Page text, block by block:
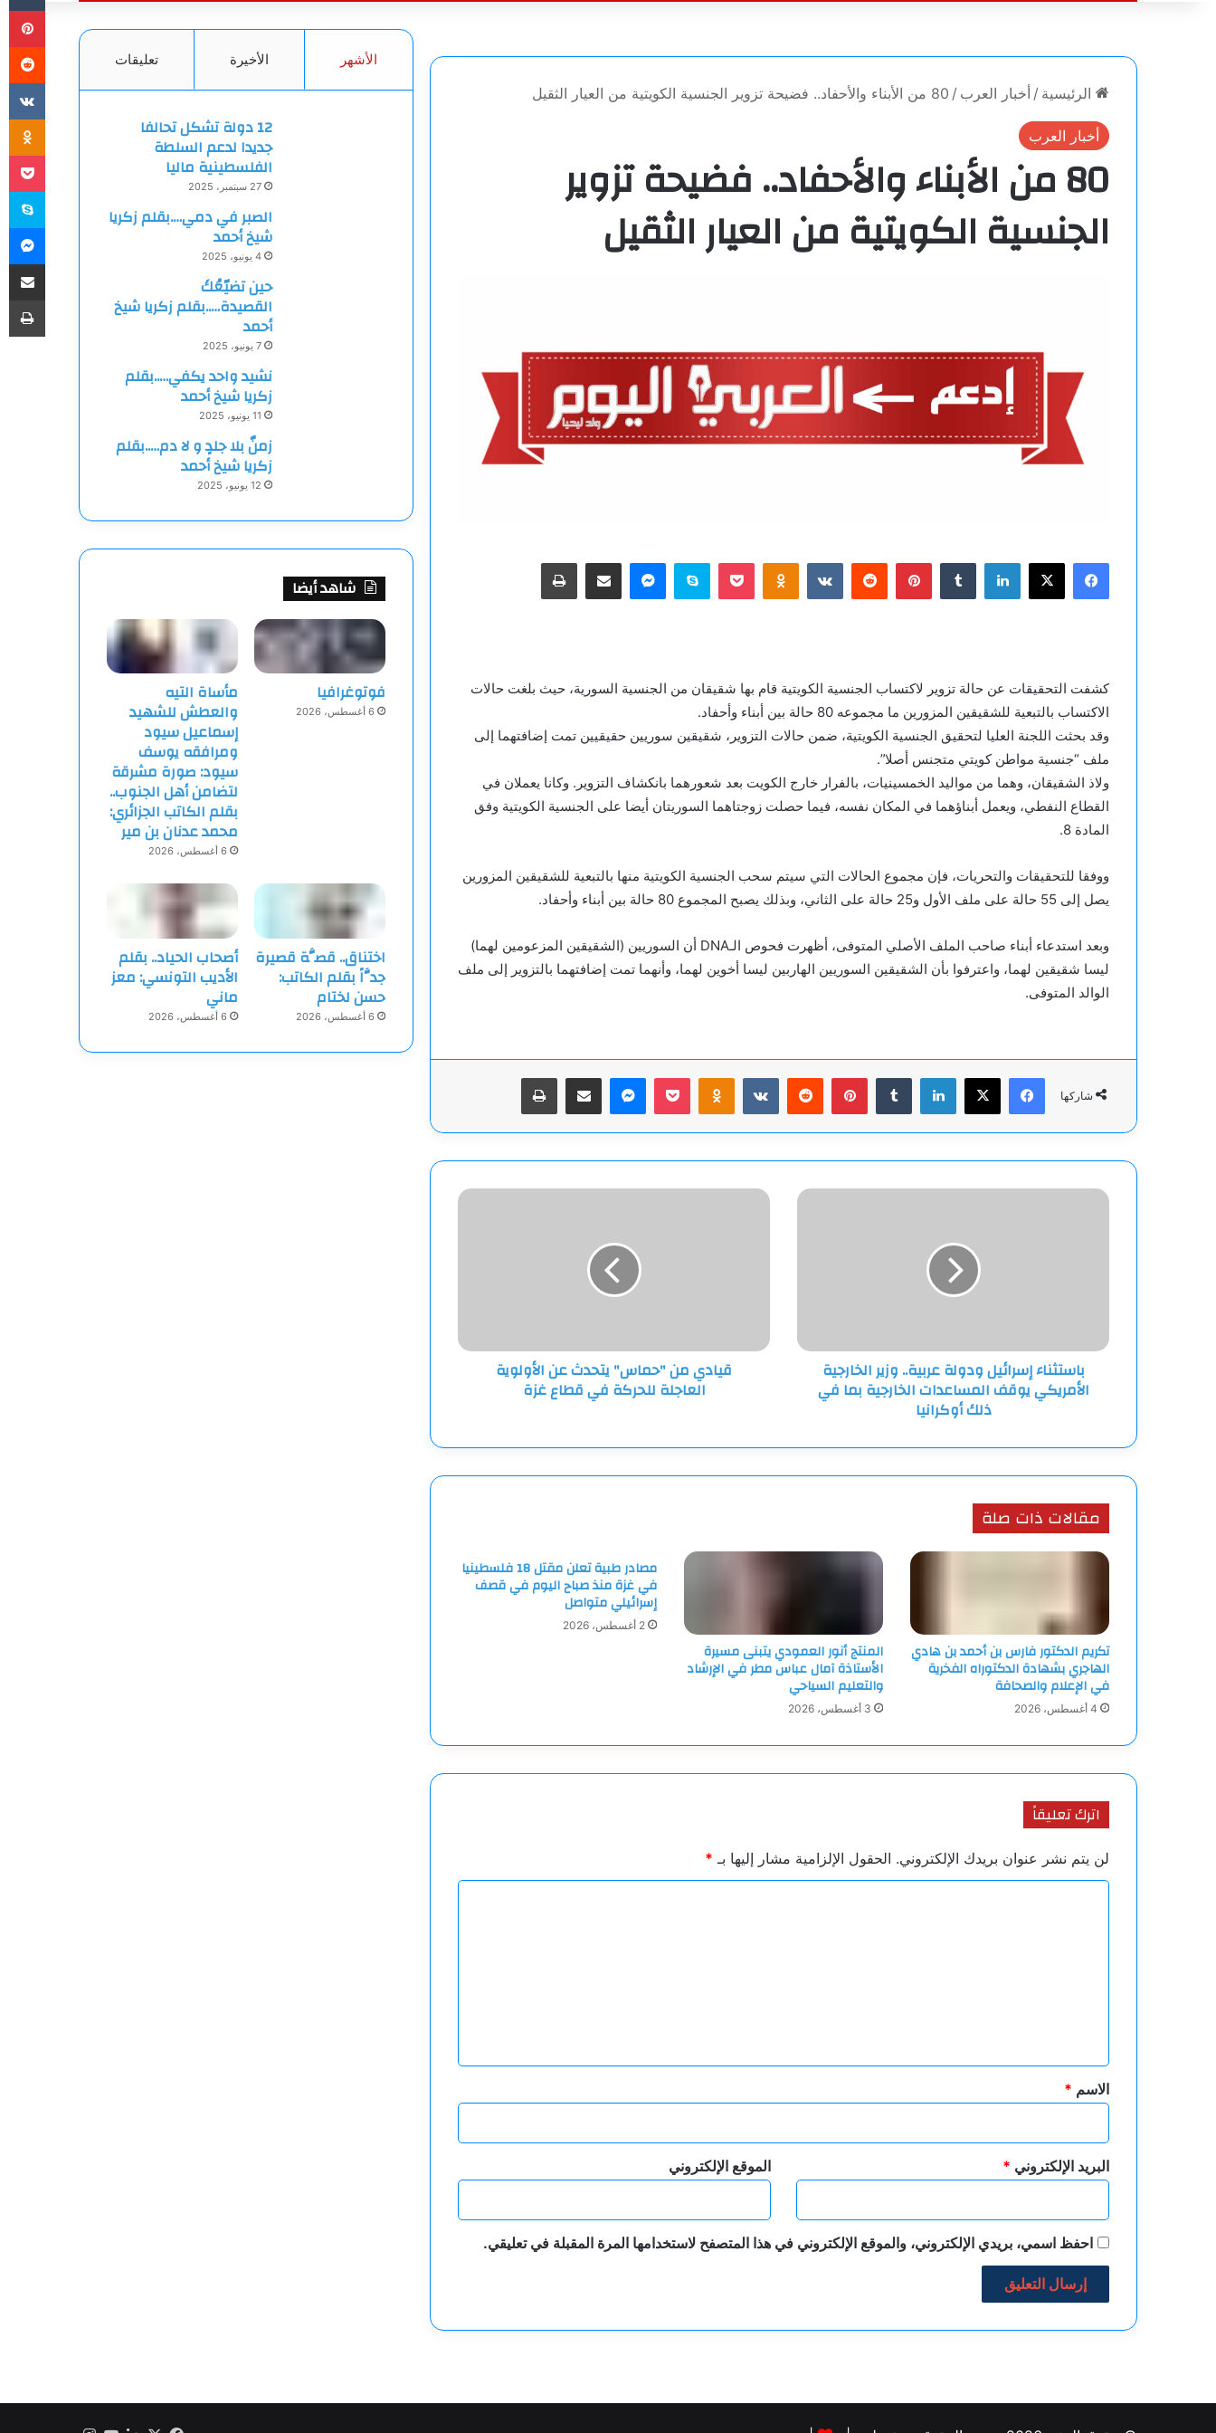
عن
الرئيسية / أخبار العرب / 80 من الأبناء والأحفاد.. فضيحة تزوير الجنسية الكويتية من العيار الثقيل
أخبار العرب
80 من الأبناء والأحفاد.. فضيحة تزوير
الجنسية الكويتية من العيار الثقيل
فيسبوك
‫X لينكدإن بينتيريست Odnoklassniki
‫Pocketسكايبماسنجرمشاركة عبر البريد طباعة
كشفت التحقيقات عن حالة تزوير لاكتساب الجنسية الكويتية قام بها شقيقان من الجنسية السورية، حيث بلغت حالات
الاكتساب بالتبعية للشقيقين المزورين ما مجموعه 80 حالة بين أبناء وأحفاد.
وقد بحثت اللجنة العليا لتحقيق الجنسية الكويتية، ضمن حالات التزوير، شقيقين سوريين حقيقيين تمت إضافتهما إلى
ملف “جنسية مواطن كويتي متجنس أصلا”.
ولاذ الشقيقان، وهما من مواليد الخمسينيات، بالفرار خارج الكويت بعد شعورهما بانكشاف التزوير. وكانا يعملان في
القطاع النفطي، ويعمل أبناؤهما في المكان نفسه، فيما حصلت زوجتاهما السوريتان أيضا على الجنسية الكويتية وفق
المادة 8.
ووفقا للتحقيقات والتحريات، فإن مجموع الحالات التي سيتم سحب الجنسية الكويتية منها بالتبعية للشقيقين المزورين
يصل إلى 55 حالة على ملف الأول و25 حالة على الثاني، وبذلك يصبح المجموع 80 حالة بين أبناء وأحفاد.
وبعد استدعاء أبناء صاحب الملف الأصلي المتوفى، أظهرت فحوص الـDNA أن السوريين (الشقيقين المزعومين لهما)
ليسا شقيقين لهما، واعترفوا بأن الشقيقين السوريين الهاربين ليسا أخوين لهما، وأنهما تمت إضافتهما بالتزوير إلى ملف
الوالد المتوفى.
شاركها
فيسبوك
‫X لينكدإن بينتيريست Odnoklassniki
‫Pocketماسنجرمشاركة عبر البريد طباعة
باستثناء
المساعدات
الخارجية
أوكرانيا
باستثناء إسرائيل ودولة عربية.. وزير الخارجية
الأمريكي يوقف المساعدات الخارجية بما في
ذلك أوكرانيا
قيادي
في
قيادي من "حماس" يتحدث عن الأولوية
العاجلة للحركة في قطاع غزة
مقالات ذات صلة
تكريم الدكتور فارس بن أحمد بن هادي
الهاجري بشهادة الدكتوراه الفخرية
في الإعلام والصحافة
4 أغسطس، 2026
المنتج أنور العمودي يتبنى مسيرة
الأستاذة آمال عباس مطر في الإرشاد
والتعليم السياحي
3 أغسطس، 2026
مصادر طبية تعلن مقتل 18 فلسطينيا
في غزة منذ صباح اليوم في قصف
إسرائيلي متواصل
2 أغسطس، 2026
اترك تعليقاً
لن يتم نشر عنوان بريدك الإلكتروني. الحقول الإلزامية مشار إليها بـ *
*
الاسم *
البريد الإلكتروني * الموقع الإلكتروني
احفظ اسمي، بريدي الإلكتروني، والموقع الإلكتروني في هذا المتصفح لاستخدامها المرة المقبلة في تعليقي.
الأشهر الأخيرة تعليقات
12 دولة تشكل تحالفا
جديدا لدعم السلطة
الفلسطينية ماليا
27 سبتمبر، 2025
الصبر في دمي….بقلم زكريا
شيخ أحمد
4 يونيو، 2025
حين تضيّعُكَ
القصيدة…..بقلم زكريا شيخ
أحمد
7 يونيو، 2025
نشيد واحد يكفي…..بقلم
زكريا شيخ أحمد
11 يونيو، 2025
زمنٌ بلا جلدٍ و لا دم…..بقلم
زكريا شيخ أحمد
12 يونيو، 2025
شاهد أيضا
فوتوغرافيا
6 أغسطس، 2026
مأساة التيه
والعطش للشهيد
إسماعيل سيود
ومرافقه يوسف
سيود: صورة مشرقة
لتضامن أهل الجنوب..
بقلم الكاتب الجزائري:
محمد عدنان بن مير
6 أغسطس، 2026
اختناق.. قصَّة قصيرة
جدَّاً بقلم الكاتب:
حسن لختام
6 أغسطس، 2026
أصحاب الحياد.. بقلم
الأديب التونسي: معز
ماني
6 أغسطس، 2026